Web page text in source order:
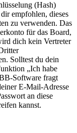
(Hash)
empfohlen, dieses
zu verwenden. Das
für das Board,
dich kein Vertreter
Solltest du dein
„Ich habe
Software fragt
E-Mail-Adresse
an diese
kannst.